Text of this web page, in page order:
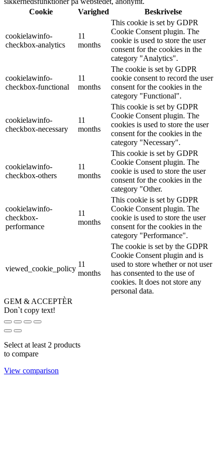
Cookie
Varighed Beskrivelse
cookielawinfo-
checkbox-analytics
11
months
This cookie is set by GDPR
Cookie Consent plugin. The
cookie is used to store the user
consent for the cookies in the
category "Analytics".
cookielawinfo-
checkbox-functional
11
months
The cookie is set by GDPR
cookie consent to record the user
consent for the cookies in the
category "Functional".
cookielawinfo-
checkbox-necessary
11
months
This cookie is set by GDPR
Cookie Consent plugin. The
cookies is used to store the user
consent for the cookies in the
category "Necessary".
cookielawinfo-
checkbox-others
11
months
This cookie is set by GDPR
Cookie Consent plugin. The
cookie is used to store the user
consent for the cookies in the
category "Other.
cookielawinfo-
checkbox-
performance
11
months
This cookie is set by GDPR
Cookie Consent plugin. The
cookie is used to store the user
consent for the cookies in the
category "Performance".
viewed_cookie_policy
11
months
The cookie is set by the GDPR
Cookie Consent plugin and is
used to store whether or not user
has consented to the use of
cookies. It does not store any
personal data.
GEM & ACCEPTÈR
Don`t copy text!
Select at least 2 products
to compare
View comparison